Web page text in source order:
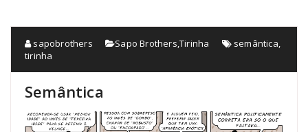
sapobrothers Sapo Brothers,Tirinha semântica,
tirinha
Semântica